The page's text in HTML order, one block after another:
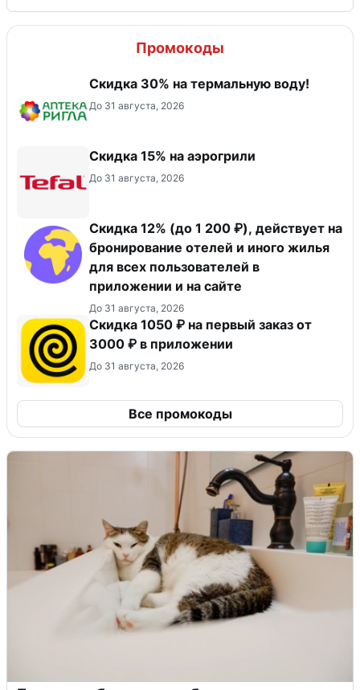
Промокоды
Скидка 30% на термальную воду!
До 31 августа, 2026
Скидка 15% на аэрогрили
До 31 августа, 2026
Скидка 12% (до 1 200 ₽), действует на
бронирование отелей и иного жилья
для всех пользователей в
приложении и на сайте
До 31 августа, 2026
Скидка 1050 ₽ на первый заказ от
3000 ₽ в приложении
До 31 августа, 2026
Все промокоды